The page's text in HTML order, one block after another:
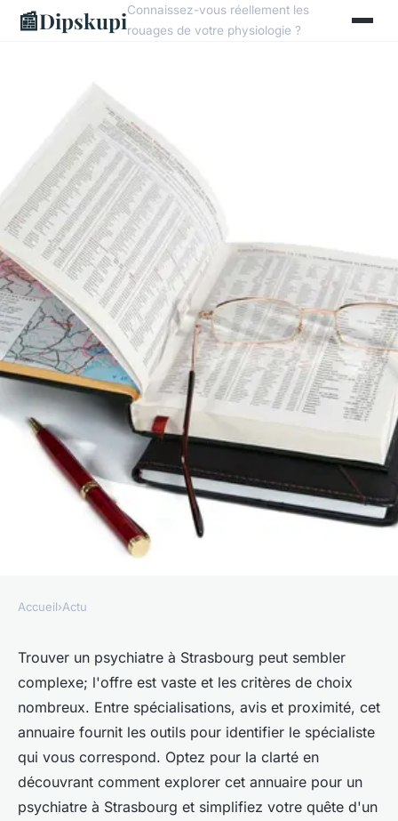
📰DipskupiConnaissez-vous réellement les
rouages de votre physiologie ?
Annuaire psychiatre à
Strasbourg : comment s'y
retrouver ?
Julie•26 avril 2024•3 min de lecture
Accueil›Actu
Trouver un psychiatre à Strasbourg peut sembler
complexe; l'offre est vaste et les critères de choix
nombreux. Entre spécialisations, avis et proximité, cet
annuaire fournit les outils pour identifier le spécialiste
qui vous correspond. Optez pour la clarté en
découvrant comment explorer cet annuaire pour un
psychiatre à Strasbourg et simplifiez votre quête d'un